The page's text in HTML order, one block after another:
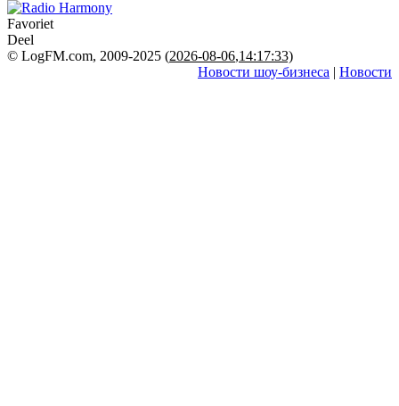
Favoriet
Deel
© LogFM.com, 2009-2025 (2026-08-06,14:17:33)
Новости шоу-бизнеса | Новости